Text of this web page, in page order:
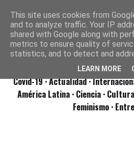
Covid-19· Actualidad·
América Latina · Ciencia ·
Feminismo ·
This site uses cookies from
and to analyze traffic. Your IP
shared with Google along with
metrics to ensure quality of
statistics, and to detect and
LEARN MORE